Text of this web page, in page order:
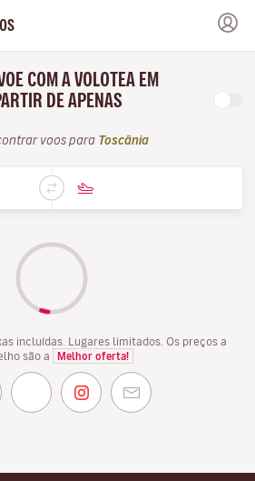
COM A VOLOTEA EM
DE APENAS
voos para Toscânia
incluídas. Lugares limitados. Os preços a
são a
Melhor oferta!